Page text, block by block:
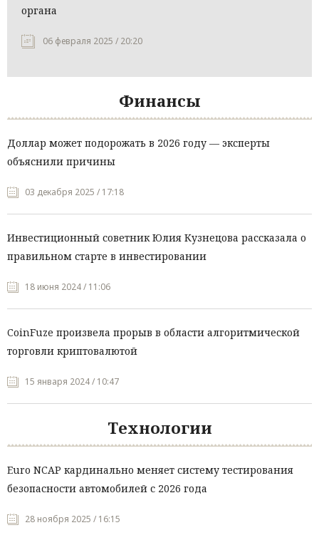
органа
06 февраля 2025 / 20:20
Финансы
Доллар может подорожать в 2026 году — эксперты
объяснили причины
03 декабря 2025 / 17:18
Инвестиционный советник Юлия Кузнецова рассказала о
правильном старте в инвестировании
18 июня 2024 / 11:06
CoinFuze произвела прорыв в области алгоритмической
торговли криптовалютой
15 января 2024 / 10:47
Технологии
Euro NCAP кардинально меняет систему тестирования
безопасности автомобилей с 2026 года
28 ноября 2025 / 16:15